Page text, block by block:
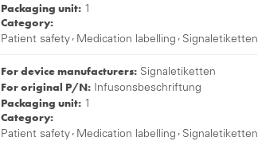
Packaging unit: 1
Category:
Patient safety , Medication labelling , Signaletiketten
For device manufacturers: Signaletiketten
For original P/N: Infusonsbeschriftung
Packaging unit: 1
Category:
Patient safety , Medication labelling , Signaletiketten